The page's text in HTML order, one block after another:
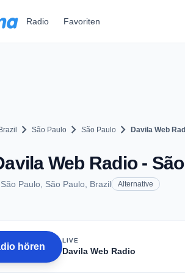
Radio Favoriten
Brazil chevron_right São Paulo chevron_right São Paulo chevron_right Davila Web
Web Radio -
São Paulo, São Paulo, Brazil Alternative
hören
LIVE
Davila Web Radio